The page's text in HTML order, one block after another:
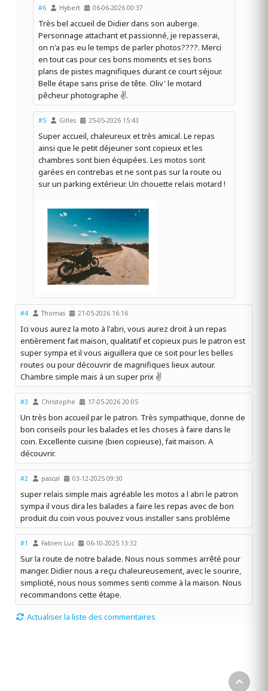
#6 Hybert 06-06-2026 00:37
Très bel accueil de Didier dans son auberge.
Personnage attachant et passionné, je repasserai,
on n'a pas eu le temps de parler photos????. Merci
en tout cas pour ces bons moments et ses bons
plans de pistes magnifiques durant ce court séjour.
Belle étape sans prise de tête. Oliv' le motard
pêcheur photographe ✌️.
#5 Gilles 25-05-2026 15:43
Super accueil, chaleureux et très amical. Le repas
ainsi que le petit déjeuner sont copieux et les
chambres sont bien équipées. Les motos sont
garées en contrebas et ne sont pas sur la route ou
sur un parking extérieur. Un chouette relais motard !
#4 Thomas 21-05-2026 16:16
Ici vous aurez la moto à l'abri, vous aurez droit à un repas
entièrement fait maison, qualitatif et copieux puis le patron est
super sympa et il vous aiguillera que ce soit pour les belles
routes ou pour découvrir de magnifiques lieux autour.
Chambre simple mais à un super prix ✌️
#3 Christophe 17-05-2026 20:05
Un très bon accueil par le patron. Très sympathique, donne de
bon conseils pour les balades et les choses à faire dans le
coin. Excellente cuisine (bien copieuse), fait maison. A
découvrir.
#2 pascal 03-12-2025 09:30
super relais simple mais agréable les motos a l abri le patron
sympa il vous dira les balades a faire les repas avec de bon
produit du coin vous pouvez vous installer sans probléme
#1 Fabien Luc 06-10-2025 13:32
Sur la route de notre balade. Nous nous sommes arrêté pour
manger. Didier nous a reçu chaleureusement, avec le sourire,
simplicité, nous nous sommes senti comme à la maison. Nous
recommandons cette étape.
Actualiser la liste des commentaires